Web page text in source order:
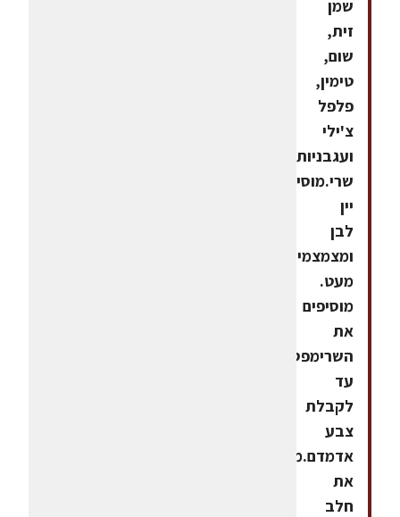
שמן
זית,
שום,
טימין,
פלפל
צ'ילי
ועגבניות
שרי.מוסיפים
יין
לבן
ומצמצמים
מעט.
מוסיפים
את
השרימפס
עד
לקבלת
צבע
אדמדם.מוסיפים
את
חלב